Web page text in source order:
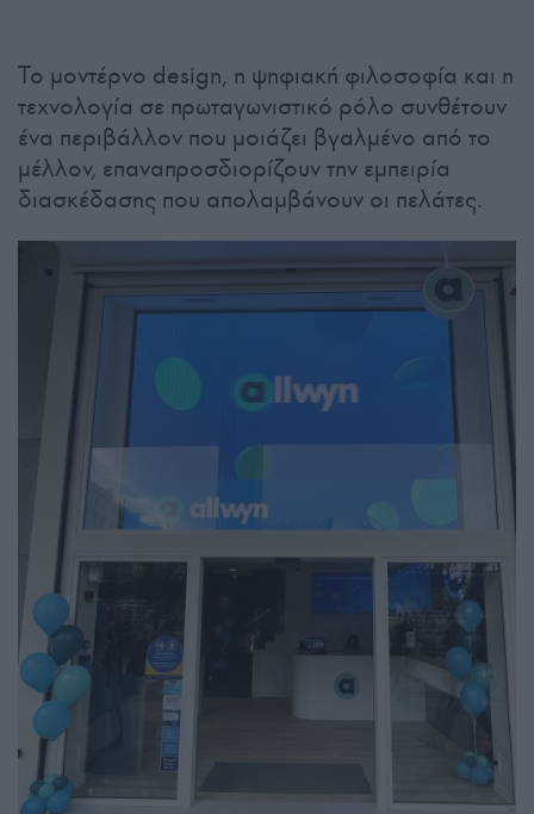
Το μοντέρνο design, η ψηφιακή φιλοσοφία και η
τεχνολογία σε πρωταγωνιστικό ρόλο συνθέτουν
ένα περιβάλλον που μοιάζει βγαλμένο από το
μέλλον, επαναπροσδιορίζουν την εμπειρία
διασκέδασης που απολαμβάνουν οι πελάτες.